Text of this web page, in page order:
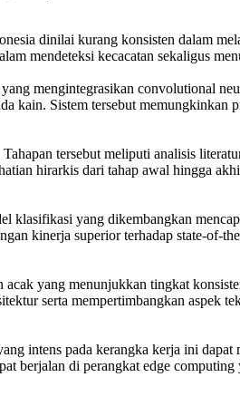
dinilai kurang konsisten dalam
mendeteksi kecacatan sekaligus
mengintegrasikan convolutional
Sistem tersebut memungkinkan
tersebut meliputi analisis
hirarkis dari tahap awal hingga
yang dikembangkan
kinerja superior terhadap state-of-
yang menunjukkan tingkat
serta mempertimbangkan aspek
intens pada kerangka kerja ini
berjalan di perangkat edge